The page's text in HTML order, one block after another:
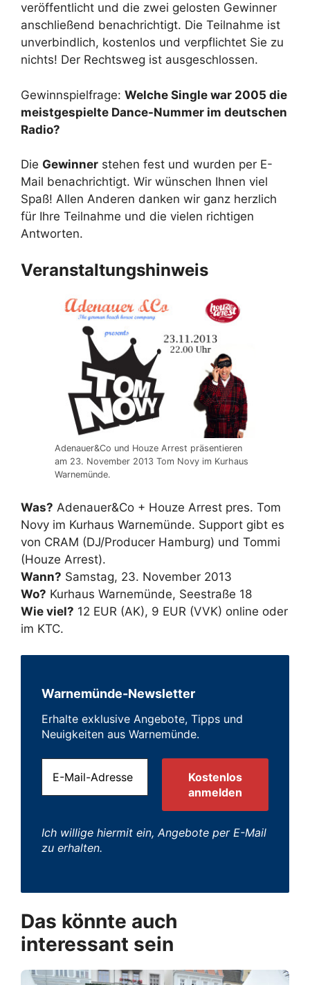
veröffentlicht und die zwei gelosten Gewinner
anschließend benachrichtigt. Die Teilnahme ist
unverbindlich, kostenlos und verpflichtet Sie zu
nichts! Der Rechtsweg ist ausgeschlossen.
Gewinnspielfrage: Welche Single war 2005 die
meistgespielte Dance-Nummer im deutschen
Radio?
Die Gewinner stehen fest und wurden per E-
Mail benachrichtigt. Wir wünschen Ihnen viel
Spaß! Allen Anderen danken wir ganz herzlich
für Ihre Teilnahme und die vielen richtigen
Antworten.
Veranstaltungshinweis
Adenauer&Co und Houze Arrest präsentieren
am 23. November 2013 Tom Novy im Kurhaus
Warnemünde.
Was? Adenauer&Co + Houze Arrest pres. Tom
Novy im Kurhaus Warnemünde. Support gibt es
von CRAM (DJ/Producer Hamburg) und Tommi
(Houze Arrest).
Wann? Samstag, 23. November 2013
Wo? Kurhaus Warnemünde, Seestraße 18
Wie viel? 12 EUR (AK), 9 EUR (VVK) online oder
im KTC.
Warnemünde-Newsletter
Erhalte exklusive Angebote, Tipps und
Neuigkeiten aus Warnemünde.
Ich willige hiermit ein, Angebote per E-Mail
zu erhalten.
Das könnte auch
interessant sein